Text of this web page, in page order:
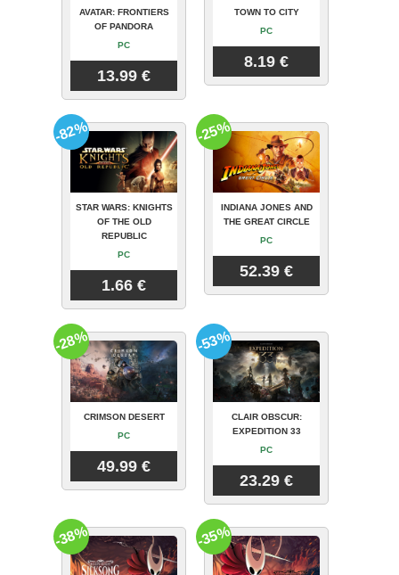
AVATAR: FRONTIERS
OF PANDORA
PC
13.99 €
TOWN TO CITY
PC
8.19 €
STAR WARS: KNIGHTS
OF THE OLD
REPUBLIC
PC
1.66 €
-82%
INDIANA JONES AND
THE GREAT CIRCLE
PC
52.39 €
-25%
CRIMSON DESERT
PC
49.99 €
-28%
CLAIR OBSCUR:
EXPEDITION 33
PC
23.29 €
-53%
-38% -35%